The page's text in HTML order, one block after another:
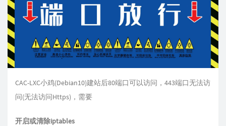
CAC-LXC小鸡(Debian10)建站后80端口可以访问，443端口无法访
问(无法访问Https)，需要
开启或清除iptables